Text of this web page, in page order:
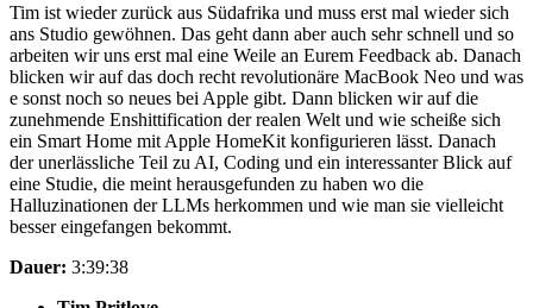
Tim ist wieder zurück aus Südafrika und muss erst mal wieder sich
ans Studio gewöhnen. Das geht dann aber auch sehr schnell und so
arbeiten wir uns erst mal eine Weile an Eurem Feedback ab. Danach
blicken wir auf das doch recht revolutionäre MacBook Neo und was
e sonst noch so neues bei Apple gibt. Dann blicken wir auf die
zunehmende Enshittification der realen Welt und wie scheiße sich
ein Smart Home mit Apple HomeKit konfigurieren lässt. Danach
der unerlässliche Teil zu AI, Coding und ein interessanter Blick auf
eine Studie, die meint herausgefunden zu haben wo die
Halluzinationen der LLMs herkommen und wie man sie vielleicht
besser eingefangen bekommt.
Dauer: 3:39:38